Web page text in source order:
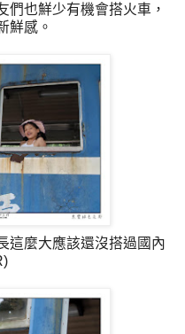
們也鮮少有機會搭火車，
鮮感。
這麼大應該還沒搭過國內